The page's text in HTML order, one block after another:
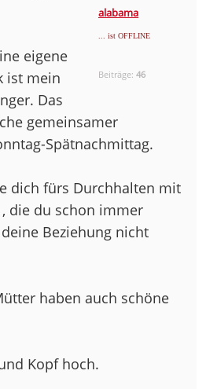
alabama
... ist OFFLINE
Beiträge:46
eigene
ist mein
Das
gemeinsamer
Spätnachmittag.
dich fürs Durchhalten mit
die du schon immer
Beziehung nicht
haben auch schöne
Kopf hoch.